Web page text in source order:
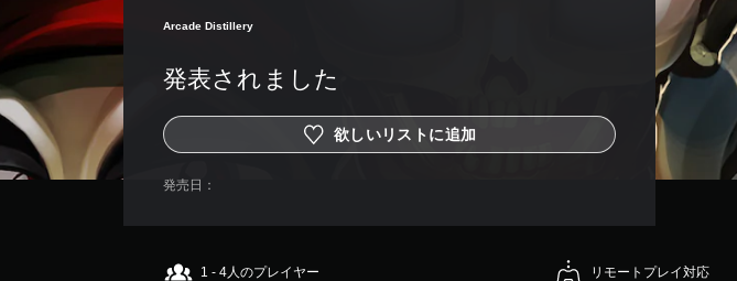
Arcade Distillery
発表されました
欲しいリストに追加
発売日：
1 - 4人のプレイヤー リモートプレイ対応